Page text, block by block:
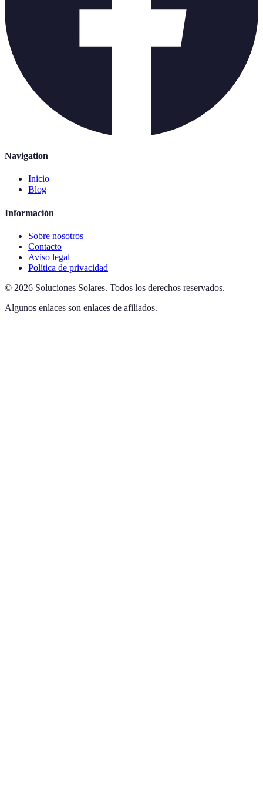
Navigation
Inicio
Blog
Información
Sobre nosotros
Contacto
Aviso legal
Política de privacidad
© 2026 Soluciones Solares. Todos los derechos reservados.
Algunos enlaces son enlaces de afiliados.